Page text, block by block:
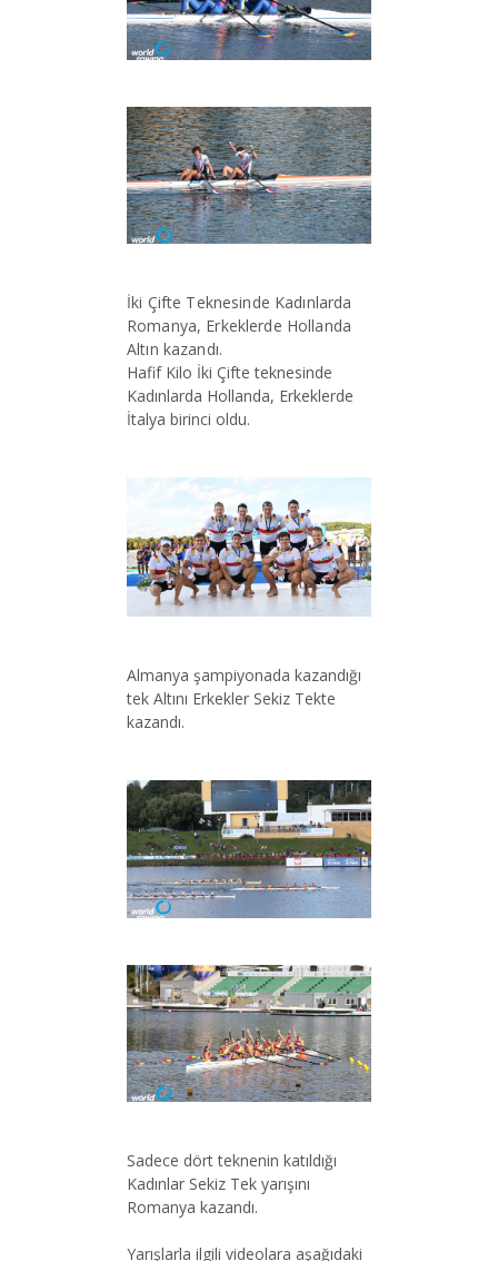
İki Çifte Teknesinde Kadınlarda
Romanya, Erkeklerde Hollanda
Altın kazandı.
Hafif Kilo İki Çifte teknesinde
Kadınlarda Hollanda, Erkeklerde
İtalya birinci oldu.
Almanya şampiyonada kazandığı
tek Altını Erkekler Sekiz Tekte
kazandı.
Sadece dört teknenin katıldığı
Kadınlar Sekiz Tek yarışını
Romanya kazandı.
Yarışlarla ilgili videolara aşağıdaki